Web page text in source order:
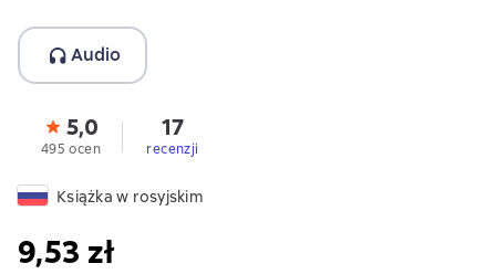
Audio
5,0
495 ocen
17
recenzji
Książka w rosyjskim
9,53 zł